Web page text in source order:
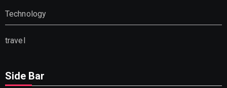
Technology
travel
Side Bar